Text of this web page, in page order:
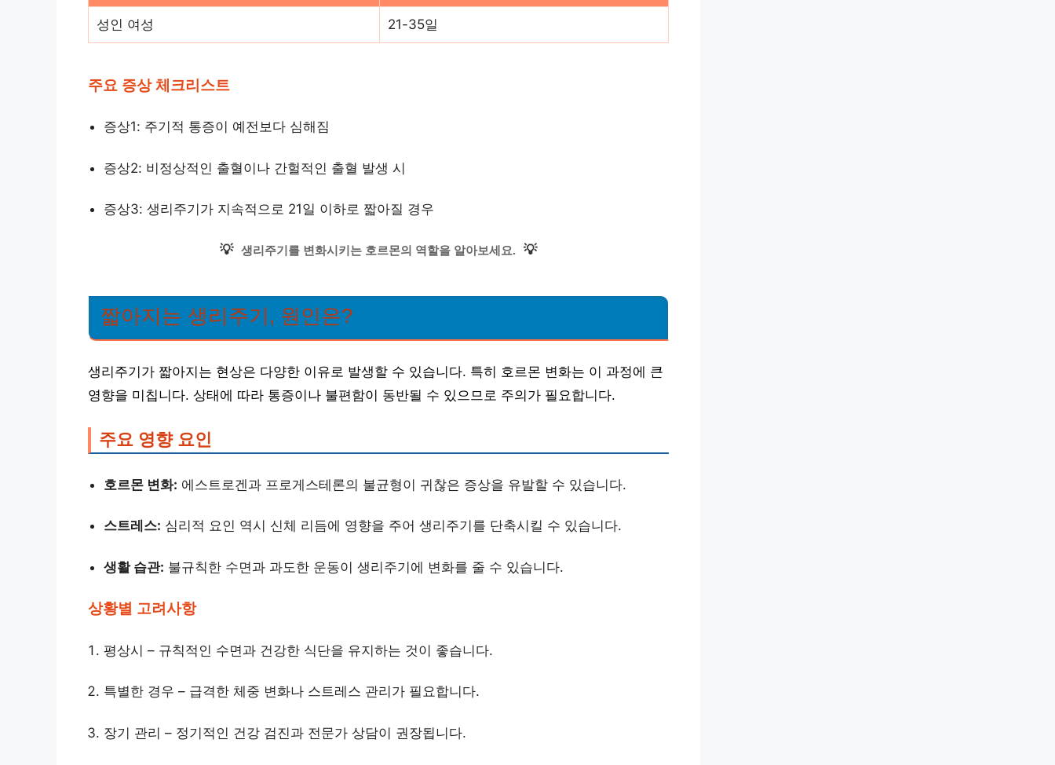
성인 여성 21-35일
주요 증상 체크리스트
증상1: 주기적 통증이 예전보다 심해짐
증상2: 비정상적인 출혈이나 간헐적인 출혈 발생 시
증상3: 생리주기가 지속적으로 21일 이하로 짧아질 경우
💡 생리주기를 변화시키는 호르몬의 역할을 알아보세요. 💡
짧아지는 생리주기, 원인은?
생리주기가 짧아지는 현상은 다양한 이유로 발생할 수 있습니다. 특히 호르몬 변화는 이 과정에 큰
영향을 미칩니다. 상태에 따라 통증이나 불편함이 동반될 수 있으므로 주의가 필요합니다.
주요 영향 요인
호르몬 변화: 에스트로겐과 프로게스테론의 불균형이 귀찮은 증상을 유발할 수 있습니다.
스트레스: 심리적 요인 역시 신체 리듬에 영향을 주어 생리주기를 단축시킬 수 있습니다.
생활 습관: 불규칙한 수면과 과도한 운동이 생리주기에 변화를 줄 수 있습니다.
상황별 고려사항
평상시 – 규칙적인 수면과 건강한 식단을 유지하는 것이 좋습니다.
특별한 경우 – 급격한 체중 변화나 스트레스 관리가 필요합니다.
장기 관리 – 정기적인 건강 검진과 전문가 상담이 권장됩니다.